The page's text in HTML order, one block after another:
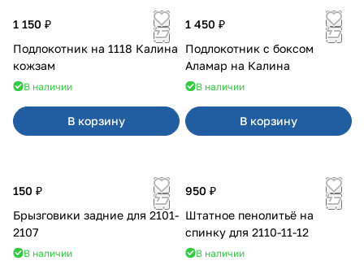
1 150 ₽
Подлокотник на 1118 Калина
кожзам
В наличии
В корзину
1 450 ₽
Подлокотник с боксом
Аламар на Калина
В наличии
В корзину
150 ₽
Брызговики задние для 2101-
2107
В наличии
950 ₽
Штатное пенолитьё на
спинку для 2110-11-12
В наличии